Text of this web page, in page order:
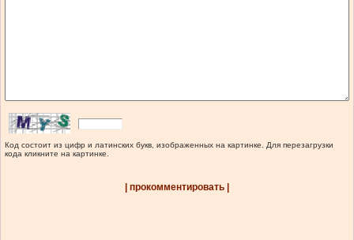
Код состоит из цифр и латинских букв, изображенных на картинке. Для перезагрузки
кода кликните на картинке.
| прокомментировать |